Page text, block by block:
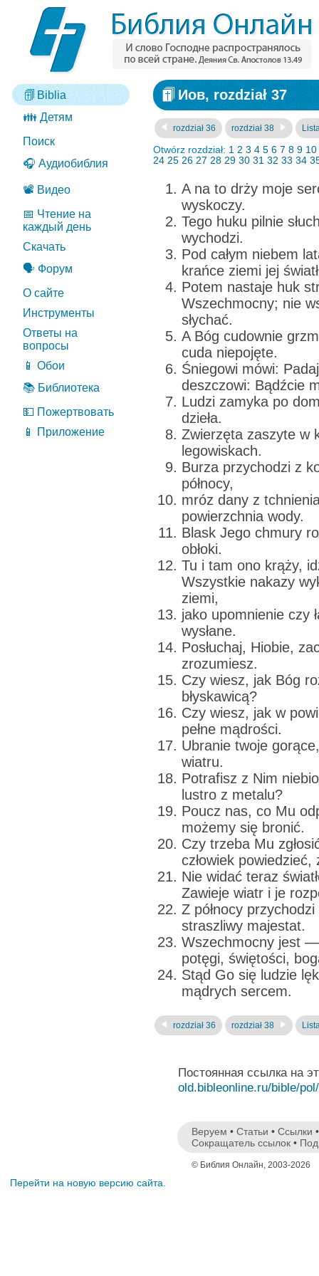
Biblia
👪 Детям
Поиск
🎧 Аудиобиблия
📽️ Видео
📅 Чтение на
каждый день
Скачать
🗣️ Форум
О сайте
Инструменты
Ответы на
вопросы
📱 Обои
📚 Библиотека
💵 Пожертвовать
📱 Приложение
Иов, rozdział 37
rozdział 36 rozdział 38
Otwórz rozdział: 1 2 3 4 5 6 7 8 9 10
24 25 26 27 28 29 30 31 32 33 34
A na to drży moje
wyskoczy.
Tego huku pilnie
wychodzi.
Pod całym niebem
krańce ziemi jej
Potem nastaje huk
Wszechmocny; nie
słychać.
A Bóg cudownie
cuda niepojęte.
Śniegowi mówi:
deszczowi: Bądźcie
Ludzi zamyka po
dzieła.
Zwierzęta zaszyte w
legowiskach.
Burza przychodzi z
północy,
mróz dany z
powierzchnia wody.
Blask Jego chmury
obłoki.
Tu i tam ono krąży,
Wszystkie nakazy
ziemi,
jako upomnienie czy
wysłane.
Posłuchaj, Hiobie,
zrozumiesz.
Czy wiesz, jak Bóg
błyskawicą?
Czy wiesz, jak w
pełne mądrości.
Ubranie twoje
wiatru.
Potrafisz z Nim
lustro z metalu?
Poucz nas, co Mu
możemy się bronić.
Czy trzeba Mu
człowiek powiedzieć,
Nie widać teraz
Zawieje wiatr i je
Z północy
straszliwy majestat.
Wszechmocny jest —
potęgi, świętości,
Stąd Go się ludzie
mądrych sercem.
rozdział 36 rozdział 38
Постоянная ссылка на
old.bibleonline.ru/bible/
Веруем • Статьи • Ссылки
Сокращатель ссылок •
© Библия Онлайн, 2003-2026
Перейти на новую версию сайта.